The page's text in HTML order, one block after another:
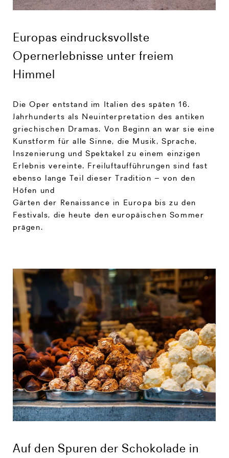
Europas eindrucksvollste
Opernerlebnisse unter freiem
Himmel
Die Oper entstand im Italien des späten 16.
Jahrhunderts als Neuinterpretation des antiken
griechischen Dramas. Von Beginn an war sie eine
Kunstform für alle Sinne, die Musik, Sprache,
Inszenierung und Spektakel zu einem einzigen
Erlebnis vereinte. Freiluftaufführungen sind fast
ebenso lange Teil dieser Tradition – von den
Höfen und
Gärten der Renaissance in Europa bis zu den
Festivals, die heute den europäischen Sommer
prägen.
Auf den Spuren der Schokolade in